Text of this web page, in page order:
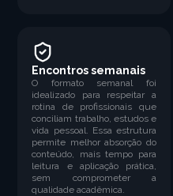
Encontros semanais
O formato semanal foi
idealizado para respeitar a
rotina de profissionais que
conciliam trabalho, estudos e
vida pessoal. Essa estrutura
permite melhor absorção do
conteúdo, mais tempo para
leitura e aplicação prática,
sem comprometer a
qualidade acadêmica.